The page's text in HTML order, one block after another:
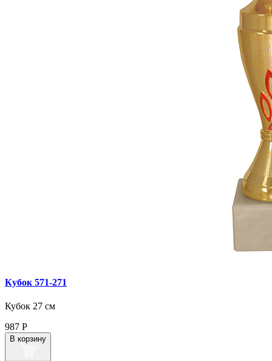
Кубок 571‑271
Кубок 27 см
987 Р
В корзину